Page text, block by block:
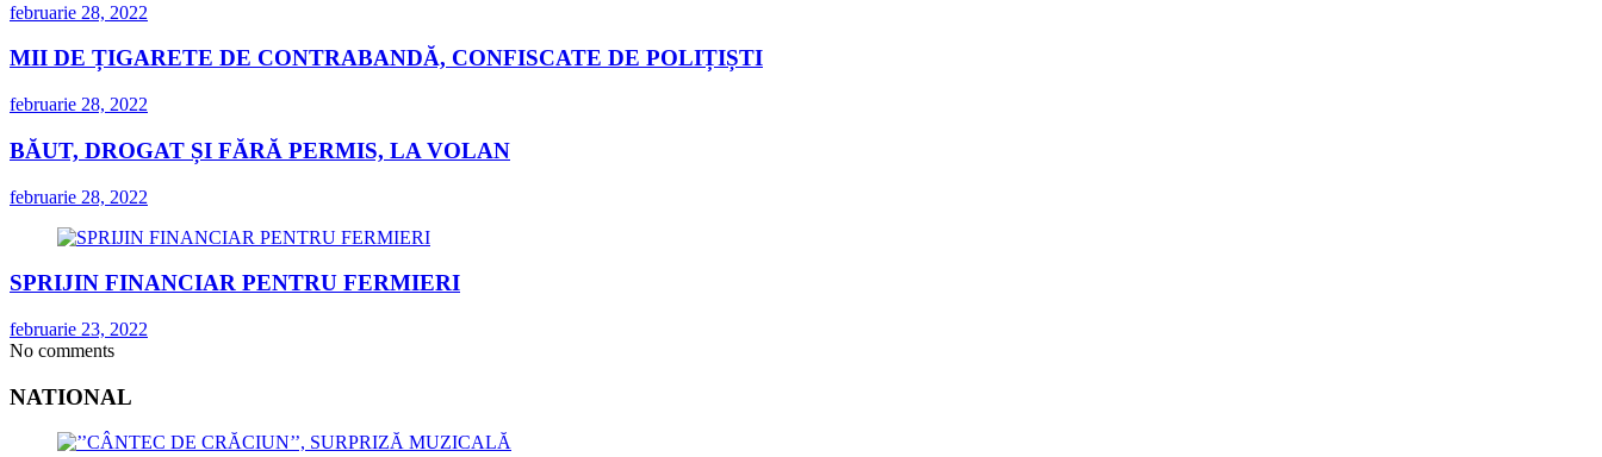
februarie 28, 2022
MII DE ȚIGARETE DE CONTRABANDĂ, CONFISCATE DE POLIȚIȘTI
februarie 28, 2022
BĂUT, DROGAT ȘI FĂRĂ PERMIS, LA VOLAN
februarie 28, 2022
SPRIJIN FINANCIAR PENTRU FERMIERI
februarie 23, 2022
No comments
NATIONAL